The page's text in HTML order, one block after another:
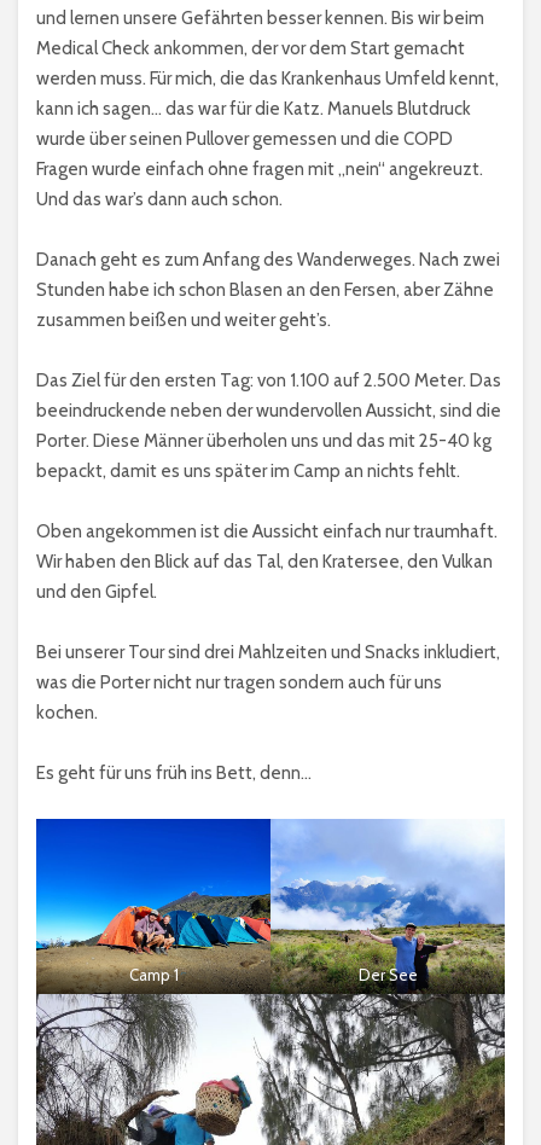
und lernen unsere Gefährten besser kennen. Bis wir beim
Medical Check ankommen, der vor dem Start gemacht
werden muss. Für mich, die das Krankenhaus Umfeld kennt,
kann ich sagen… das war für die Katz. Manuels Blutdruck
wurde über seinen Pullover gemessen und die COPD
Fragen wurde einfach ohne fragen mit „nein“ angekreuzt.
Und das war’s dann auch schon.
Danach geht es zum Anfang des Wanderweges. Nach zwei
Stunden habe ich schon Blasen an den Fersen, aber Zähne
zusammen beißen und weiter geht’s.
Das Ziel für den ersten Tag: von 1.100 auf 2.500 Meter. Das
beeindruckende neben der wundervollen Aussicht, sind die
Porter. Diese Männer überholen uns und das mit 25-40 kg
bepackt, damit es uns später im Camp an nichts fehlt.
Oben angekommen ist die Aussicht einfach nur traumhaft.
Wir haben den Blick auf das Tal, den Kratersee, den Vulkan
und den Gipfel.
Bei unserer Tour sind drei Mahlzeiten und Snacks inkludiert,
was die Porter nicht nur tragen sondern auch für uns
kochen.
Es geht für uns früh ins Bett, denn…
Camp 1 Der See